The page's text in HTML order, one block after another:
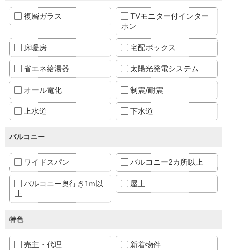
複層ガラス
TVモニター付インター
ホン
床暖房 宅配ボックス
省エネ給湯器 太陽光発電システム
オール電化 制震/耐震
上水道 下水道
バルコニー
ワイドスパン バルコニー2カ所以上
バルコニー奥行き1ｍ以
上
屋上
特色
売主・代理 新着物件